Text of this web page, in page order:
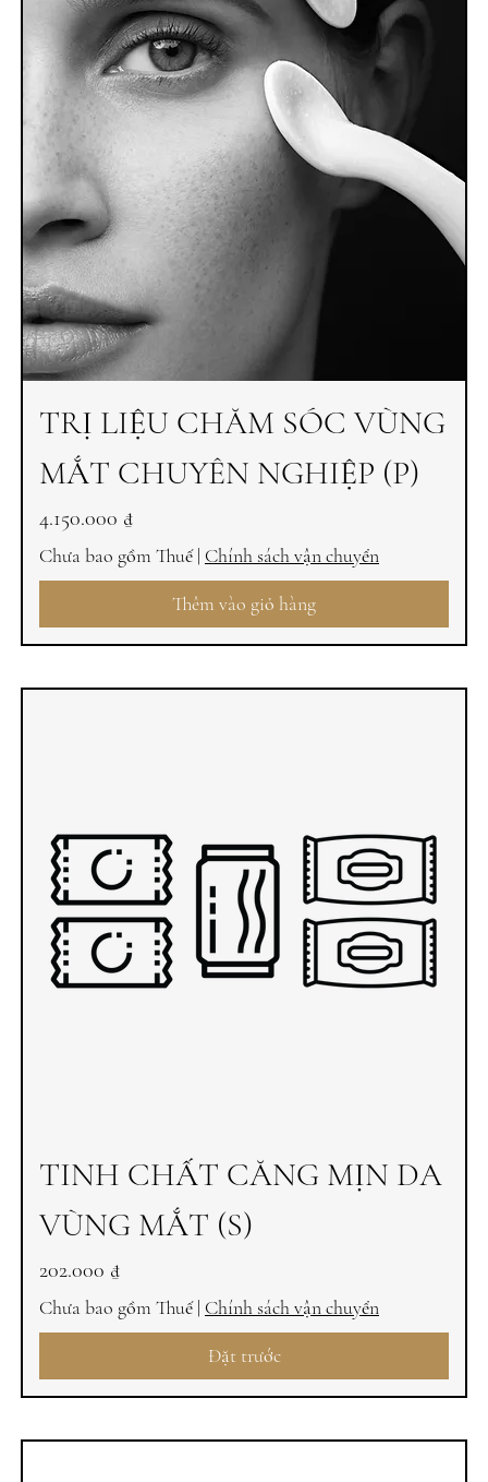
TRỊ LIỆU CHĂM SÓC VÙNG
MẮT CHUYÊN NGHIỆP (P)
Giá
4.150.000 ₫
Chưa bao gồm Thuế| Chính sách vận chuyển
Thêm vào giỏ hàng
TINH CHẤT CĂNG MỊN DA
VÙNG MẮT (S)
Giá
202.000 ₫
Chưa bao gồm Thuế| Chính sách vận chuyển
Đặt trước